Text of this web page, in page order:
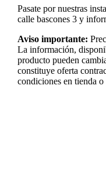
Pasate por nuestras
calle bascones 3 y
Aviso importante:
La información,
producto pueden
constituye oferta
condiciones en tienda